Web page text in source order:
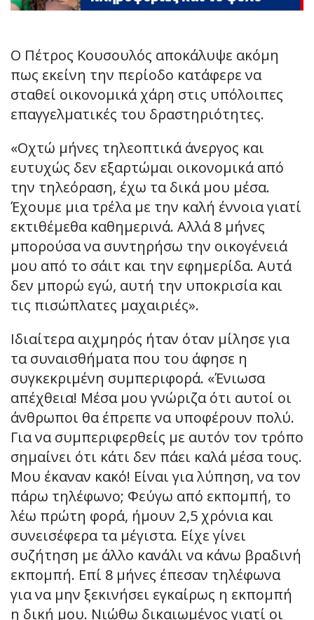
Ο Πέτρος Κουσουλός αποκάλυψε ακόμη
πως εκείνη την περίοδο κατάφερε να
σταθεί οικονομικά χάρη στις υπόλοιπες
επαγγελματικές του δραστηριότητες.
«Οχτώ μήνες τηλεοπτικά άνεργος και
ευτυχώς δεν εξαρτώμαι οικονομικά από
την τηλεόραση, έχω τα δικά μου μέσα.
Έχουμε μια τρέλα με την καλή έννοια γιατί
εκτιθέμεθα καθημερινά. Αλλά 8 μήνες
μπορούσα να συντηρήσω την οικογένειά
μου από το σάιτ και την εφημερίδα. Αυτά
δεν μπορώ εγώ, αυτή την υποκρισία και
τις πισώπλατες μαχαιριές».
Ιδιαίτερα αιχμηρός ήταν όταν μίλησε για
τα συναισθήματα που του άφησε η
συγκεκριμένη συμπεριφορά. «Ένιωσα
απέχθεια! Μέσα μου γνώριζα ότι αυτοί οι
άνθρωποι θα έπρεπε να υποφέρουν πολύ.
Για να συμπεριφερθείς με αυτόν τον τρόπο
σημαίνει ότι κάτι δεν πάει καλά μέσα τους.
Μου έκαναν κακό! Είναι για λύπηση, να τον
πάρω τηλέφωνο; Φεύγω από εκπομπή, το
λέω πρώτη φορά, ήμουν 2,5 χρόνια και
συνεισέφερα τα μέγιστα. Είχε γίνει
συζήτηση με άλλο κανάλι να κάνω βραδινή
εκπομπή. Επί 8 μήνες έπεσαν τηλέφωνα
για να μην ξεκινήσει εγκαίρως η εκπομπή
η δική μου. Νιώθω δικαιωμένος γιατί οι